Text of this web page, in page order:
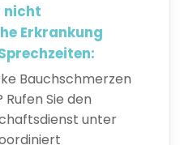
nicht
Erkrankung
Bauchschmerzen
Sie den
unter